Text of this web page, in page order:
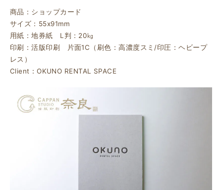
商品：ショップカード
サイズ：55x91mm
用紙：地券紙 L判：20㎏
印刷：活版印刷 片面1C（刷色：高濃度スミ/印圧：ヘビープ
レス）
Client：OKUNO RENTAL SPACE